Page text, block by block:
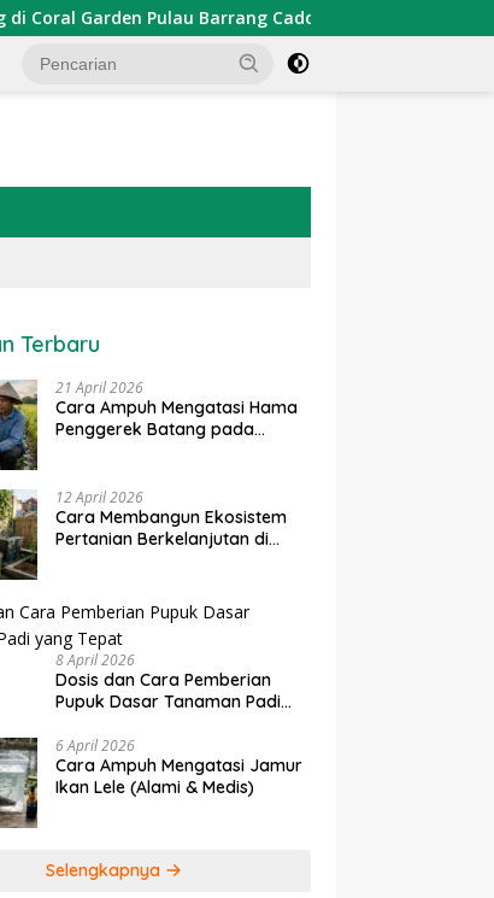
Barrang Caddi PDKT Danau Tempe :
Terbaru
21 April 2026
Cara Ampuh Mengatasi Hama
Penggerek Batang pada
12 April 2026
Cara Membangun Ekosistem
Pertanian Berkelanjutan di
8 April 2026
Dosis dan Cara Pemberian
Pupuk Dasar Tanaman Padi
6 April 2026
Cara Ampuh Mengatasi Jamur
Ikan Lele (Alami & Medis)
Selengkapnya